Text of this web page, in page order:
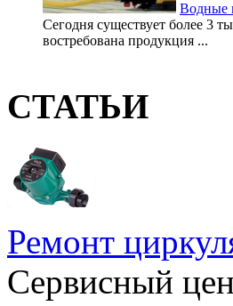
Водные
Сегодня существует более 3
востребована продукция ...
СТАТЬИ
Ремонт
Сервисный